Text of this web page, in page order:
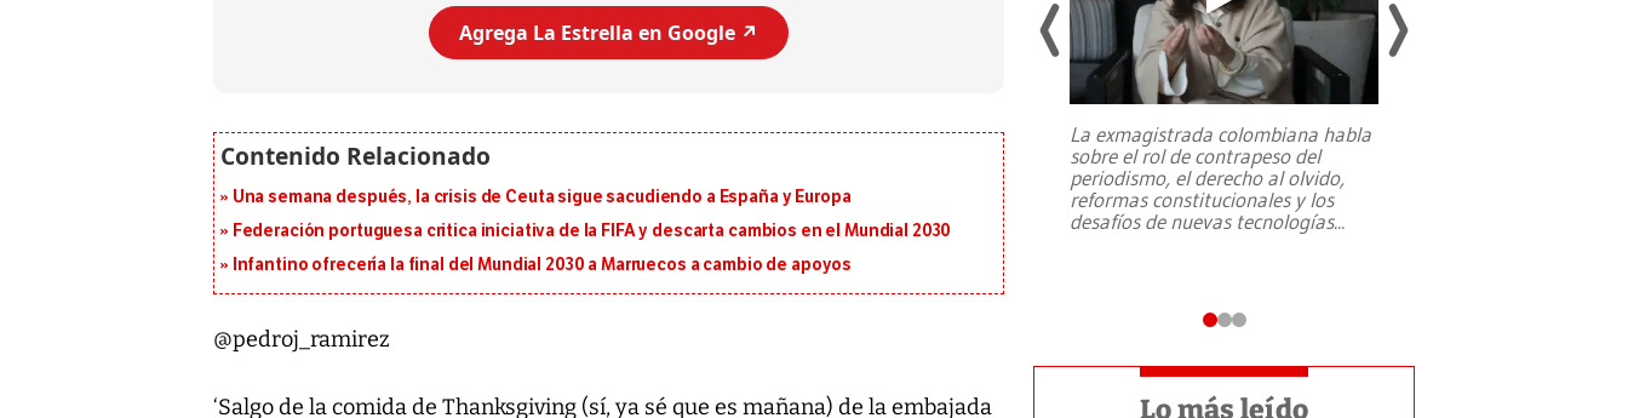
Agrega La Estrella en Google ↗️
Una semana después, la crisis de Ceuta sigue sacudiendo a España y Europa
Federación portuguesa critica iniciativa de la FIFA y descarta cambios en el Mundial 2030
Infantino ofrecería la final del Mundial 2030 a Marruecos a cambio de apoyos
@pedroj_ramirez
‘Salgo de la comida de Thanksgiving (sí, ya sé que es mañana) de la embajada
al sur de Japón, provocando una
La exmagistrada colombiana habla
sobre el rol de contrapeso del
periodismo, el derecho al olvido,
reformas constitucionales y los
desafíos de nuevas tecnologías...
Lo más leído